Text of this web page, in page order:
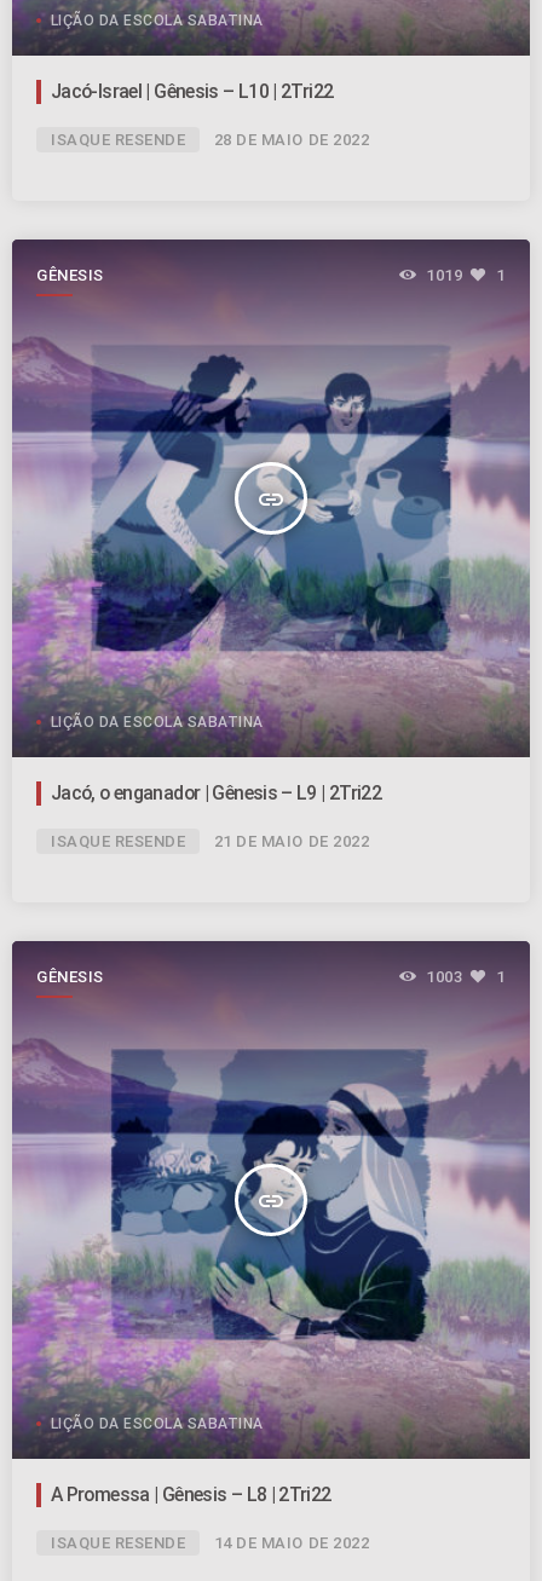
LIÇÃO DA ESCOLA SABATINA
Jacó-Israel | Gênesis – L10 | 2Tri22
ISAQUE RESENDE 28 DE MAIO DE 2022
GÊNESIS
insert_link
1019 1
LIÇÃO DA ESCOLA SABATINA
Jacó, o enganador | Gênesis – L9 | 2Tri22
ISAQUE RESENDE 21 DE MAIO DE 2022
GÊNESIS
insert_link
1003 1
LIÇÃO DA ESCOLA SABATINA
A Promessa | Gênesis – L8 | 2Tri22
ISAQUE RESENDE 14 DE MAIO DE 2022